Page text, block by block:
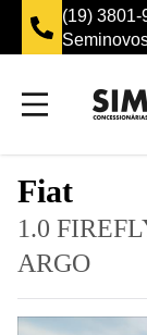
(19) 3801-
Fiat
1.0
ARGO